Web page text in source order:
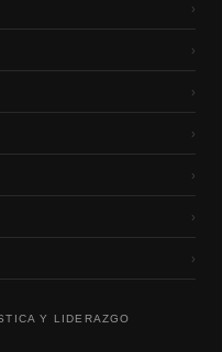
›
›
›
›
›
›
›
Y LIDERAZGO